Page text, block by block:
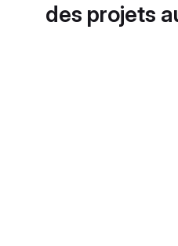
des projets